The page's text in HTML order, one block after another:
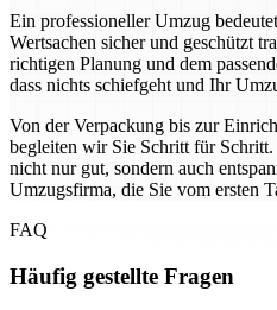
Ein professioneller Umzug
Wertsachen sicher und geschützt
richtigen Planung und dem
dass nichts schiefgeht und Ihr
Von der Verpackung bis zur
begleiten wir Sie Schritt für
nicht nur gut, sondern auch
Umzugsfirma, die Sie vom ersten
FAQ
Häufig gestellte Fragen